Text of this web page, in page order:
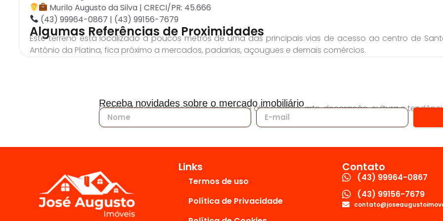
Murilo Augusto da Silva | CRECI/PR: 45.666
(43) 99964-0867 | (43) 99156-7679
Algumas Referências de Proximidades
Este terreno está localizado a poucos metros de uma das principais vias de acesso ao centro de
Antônio da Platina, fica próximo a mercados, padarias, açougues e demais comércios.
Receba novidades sobre o mercado imobiliário
Conteúdos exclusivos sobre imóveis de alto padrão, arte, decoração, cultura e
Links
Termos de uso
Política de Privacidade
Contato
(43) 99964-0867
(43) 99156-7679